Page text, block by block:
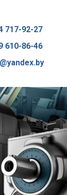
717-92-27
610-86-46